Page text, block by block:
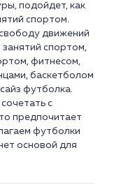
подойдет, как
спортом.
движений
спортом,
фитнесом,
баскетболом
футболка.
с
предпочитает
футболки
основой для